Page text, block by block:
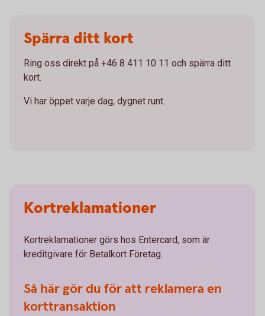
Spärra ditt kort
Ring oss direkt på +46 8 411 10 11 och spärra ditt
kort.
Vi har öppet varje dag, dygnet runt.
Kortreklamationer
Kortreklamationer görs hos Entercard, som är
kreditgivare för Betalkort Företag.
Så här gör du för att reklamera en
korttransaktion